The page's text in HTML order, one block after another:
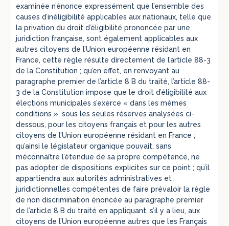
examinée n’énonce expressément que l’ensemble des
causes d’inéligibilité applicables aux nationaux, telle que
la privation du droit d’éligibilité prononcée par une
juridiction française, sont également applicables aux
autres citoyens de l’Union européenne résidant en
France, cette règle résulte directement de l’article 88-3
de la Constitution ; qu’en effet, en renvoyant au
paragraphe premier de l’article 8 B du traité, l’article 88-
3 de la Constitution impose que le droit d’éligibilité aux
élections municipales s’exerce « dans les mêmes
conditions », sous les seules réserves analysées ci-
dessous, pour les citoyens français et pour les autres
citoyens de l’Union européenne résidant en France ;
qu’ainsi le législateur organique pouvait, sans
méconnaître l’étendue de sa propre compétence, ne
pas adopter de dispositions explicites sur ce point ; qu’il
appartiendra aux autorités administratives et
juridictionnelles compétentes de faire prévaloir la règle
de non discrimination énoncée au paragraphe premier
de l’article 8 B du traité en appliquant, s’il y a lieu, aux
citoyens de l’Union européenne autres que les Français